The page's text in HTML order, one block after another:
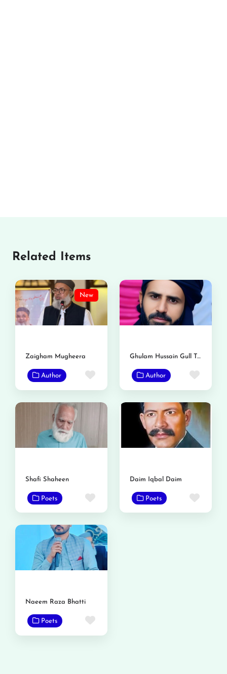
Related Items
New
Zaigham Mugheera
Author Favorite
Ghulam Hussain Gull Tarar
Author
Shafi Shaheen
Poets Favorite
Daim Iqbal Daim
Poets
Naeem Raza Bhatti
Poets Favorite